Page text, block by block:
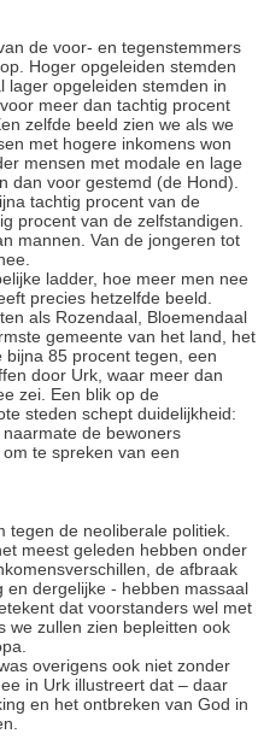
de voor- en tegenstemmers
Hoger opgeleiden stemden
lager opgeleiden stemden in
meer dan tachtig procent
zelfde beeld zien we als we
met hogere inkomens won
mensen met modale en lage
dan voor gestemd (de Hond).
tachtig procent van de
procent van de zelfstandigen.
mannen. Van de jongeren tot
ladder, hoe meer men nee
precies hetzelfde beeld.
als Rozendaal, Bloemendaal
gemeente van het land, het
85 procent tegen, een
door Urk, waar meer dan
zei. Een blik op de
steden schept duidelijkheid:
de bewoners
te spreken van een
tegen de neoliberale politiek.
meest geleden hebben onder
de afbraak
dergelijke - hebben massaal
dat voorstanders wel met
we zullen zien bepleitten ook
overigens ook niet zonder
in Urk illustreert dat – daar
en het ontbreken van God in